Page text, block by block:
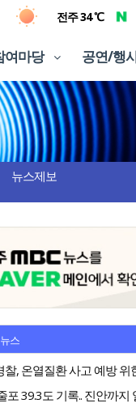
전주 34 ℃
여마당 공연/행
뉴스제보
스
찰, 온열질환 사고 예방 위
포 39.3도 기록.. 진안까지